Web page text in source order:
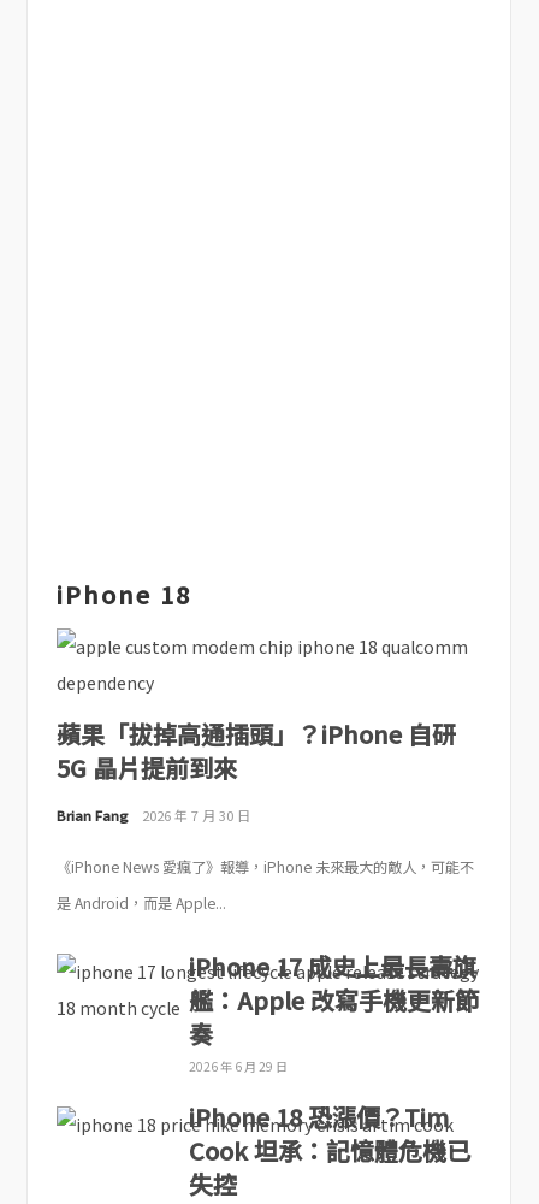
iPhone 18
蘋果「拔掉高通插頭」？iPhone 自研
5G 晶片提前到來
Brian Fang 2026 年 7 月 30 日
《iPhone News 愛瘋了》報導，iPhone 未來最大的敵人，可能不
是 Android，而是 Apple...
iPhone 17 成史上最長壽旗
艦：Apple 改寫手機更新節
奏
2026 年 6 月 29 日
iPhone 18 恐漲價？Tim
Cook 坦承：記憶體危機已
失控